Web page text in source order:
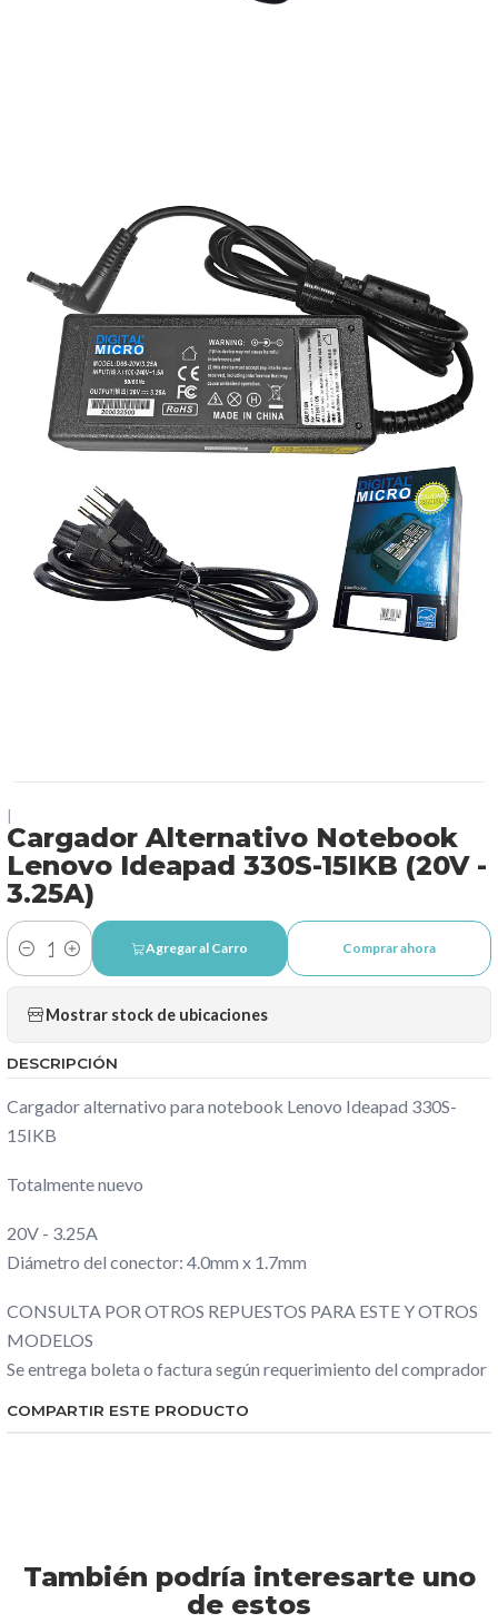
Cargador Alternativo Notebook
Lenovo Ideapad 330S-15IKB (20V -
3.25A)
Cantidad
Agregar al Carro Comprar ahora
Mostrar stock de ubicaciones
DESCRIPCIÓN
Cargador alternativo para notebook Lenovo Ideapad 330S-
15IKB
Totalmente nuevo
20V - 3.25A
Diámetro del conector: 4.0mm x 1.7mm
CONSULTA POR OTROS REPUESTOS PARA ESTE Y OTROS
MODELOS
Se entrega boleta o factura según requerimiento del comprador
COMPARTIR ESTE PRODUCTO
También podría interesarte uno
de estos